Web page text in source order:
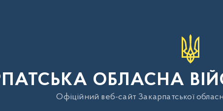
ОБЛАСНА
Офіційний веб-сайт Закарпатської